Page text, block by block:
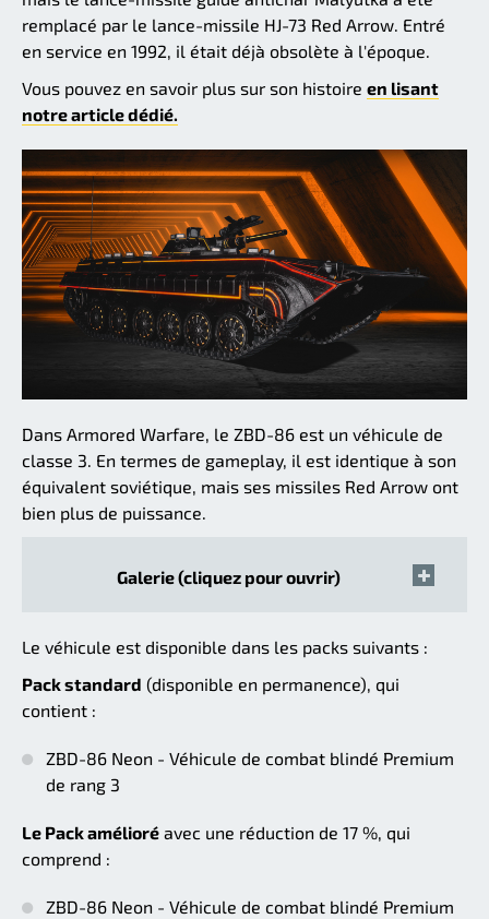
remplacé par le lance-missile HJ-73 Red Arrow. Entré
en service en 1992, il était déjà obsolète à l'époque.
Vous pouvez en savoir plus sur son histoire en lisant
notre article dédié.
Dans Armored Warfare, le ZBD-86 est un véhicule de
classe 3. En termes de gameplay, il est identique à son
équivalent soviétique, mais ses missiles Red Arrow ont
bien plus de puissance.
Galerie (cliquez pour ouvrir)
Le véhicule est disponible dans les packs suivants :
Pack standard (disponible en permanence), qui
contient :
ZBD-86 Neon - Véhicule de combat blindé Premium
de rang 3
Le Pack amélioré avec une réduction de 17 %, qui
comprend :
ZBD-86 Neon - Véhicule de combat blindé Premium